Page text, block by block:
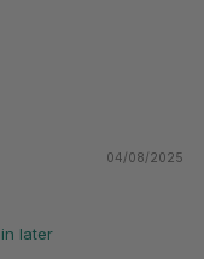
04/08/2025
later